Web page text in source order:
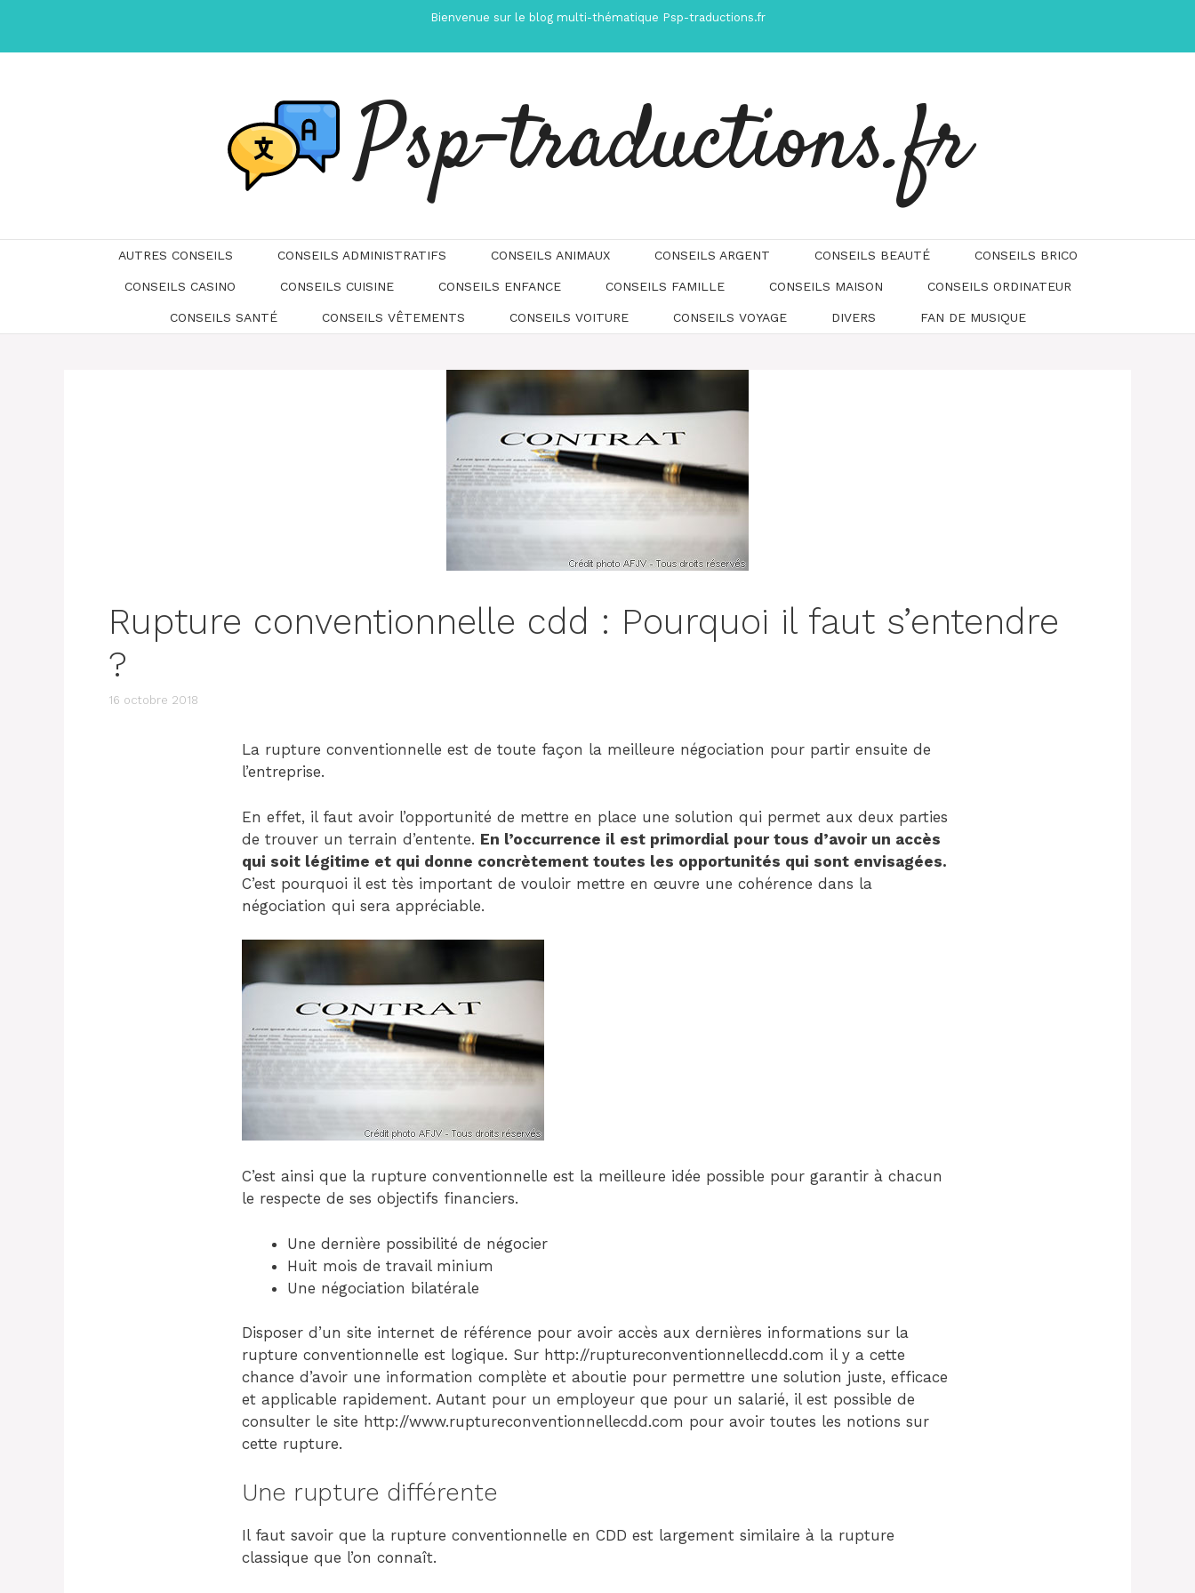
contenu
Bienvenue sur le blog multi-thématique Psp-traductions.fr
Psp-traductions.fr
AUTRES CONSEILS CONSEILS ADMINISTRATIFS CONSEILS ANIMAUX CONSEILS ARGENT CONSEILS BEAUTÉ CONSEILS BRICO
CONSEILS CASINO CONSEILS CUISINE CONSEILS ENFANCE CONSEILS FAMILLE CONSEILS MAISON CONSEILS ORDINATEUR
CONSEILS SANTÉ CONSEILS VÊTEMENTS CONSEILS VOITURE CONSEILS VOYAGE DIVERS FAN DE MUSIQUE
Automatically
Hierarchic
Menu
Version
2.1.0
|
Author:
Atakan
Au
|
https://atakanau.blogspot.com/2021/01/automatic-
category-
Active
Child
(generatepress_child)
Rupture conventionnelle cdd : Pourquoi il faut s’entendre
?
16 octobre 2018
La rupture conventionnelle est de toute façon la meilleure négociation pour partir ensuite de
l’entreprise.
En effet, il faut avoir l’opportunité de mettre en place une solution qui permet aux deux parties
de trouver un terrain d’entente. En l’occurrence il est primordial pour tous d’avoir un accès
qui soit légitime et qui donne concrètement toutes les opportunités qui sont envisagées.
C’est pourquoi il est tès important de vouloir mettre en œuvre une cohérence dans la
négociation qui sera appréciable.
C’est ainsi que la rupture conventionnelle est la meilleure idée possible pour garantir à chacun
le respecte de ses objectifs financiers.
Une dernière possibilité de négocier
Huit mois de travail minium
Une négociation bilatérale
Disposer d’un site internet de référence pour avoir accès aux dernières informations sur la
rupture conventionnelle est logique. Sur http://ruptureconventionnellecdd.com il y a cette
chance d’avoir une information complète et aboutie pour permettre une solution juste, efficace
et applicable rapidement. Autant pour un employeur que pour un salarié, il est possible de
consulter le site http://www.ruptureconventionnellecdd.com pour avoir toutes les notions sur
cette rupture.
Une rupture différente
Il faut savoir que la rupture conventionnelle en CDD est largement similaire à la rupture
classique que l’on connaît.